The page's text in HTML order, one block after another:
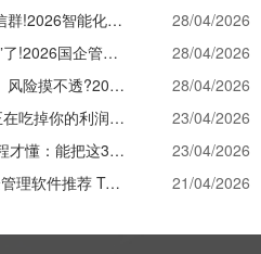
告别低效微信群!2026智能化升级，看看工程项目管理软件有哪些颠覆级体验?
28/04/2026
开会别“扯皮”了!2026国企管理软件推荐，让经营数据替所有人“开口说话”
28/04/2026
利润看不见、风险摸不透?2026建筑工程项目管理系统让经营数据“一眼透底”
28/04/2026
“数据孤岛”正在吃掉你的利润！2026建筑公司项目管理软件破局之道
23/04/2026
干了10年工程才懂：能把这3个数据管明白的工程项目管理软件，才是真神器!
23/04/2026
2026 年国企管理软件推荐 Top 5 盘点：核心功能与适用场景深度解析 21/04/2026